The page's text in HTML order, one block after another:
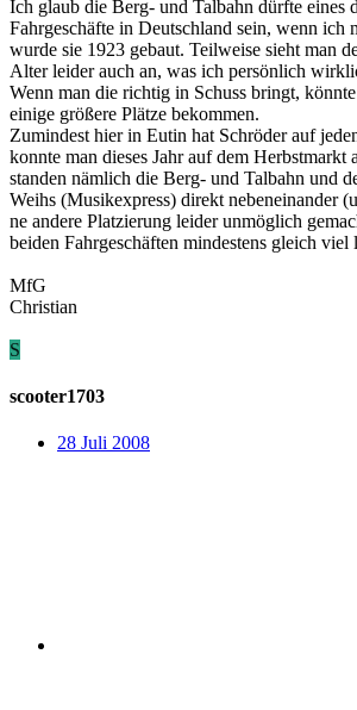
Ich glaub die Berg- und Talbahn dürfte eines
Fahrgeschäfte in Deutschland sein, wenn ich
wurde sie 1923 gebaut. Teilweise sieht man
Alter leider auch an, was ich persönlich
Wenn man die richtig in Schuss bringt,
einige größere Plätze bekommen.
Zumindest hier in Eutin hat Schröder auf
konnte man dieses Jahr auf dem Herbstmarkt
standen nämlich die Berg- und Talbahn und
Weihs (Musikexpress) direkt nebeneinander
ne andere Platzierung leider unmöglich
beiden Fahrgeschäften mindestens gleich viel
MfG
Christian
S
scooter1703
28 Juli 2008